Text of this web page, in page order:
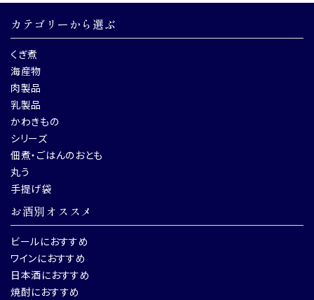
カテゴリーから選ぶ
くぎ煮
海産物
肉製品
乳製品
かわきもの
シリーズ
佃煮・ごはんのおとも
丸う
手提げ袋
お酒別オススメ
ビールにおすすめ
ワインにおすすめ
日本酒におすすめ
焼酎におすすめ